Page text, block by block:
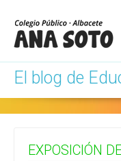
El blog de
EXPOSICIÓN